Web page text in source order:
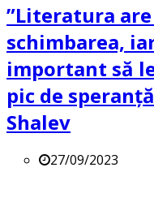
”Literatura
schimbarea,
important să
pic de
Shalev
27/09/2023